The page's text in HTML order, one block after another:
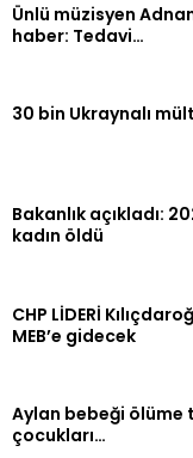
Ünlü müzisyen
haber: Tedavi…
30 bin Ukraynalı
Bakanlık açıkladı:
kadın öldü
CHP LİDERİ
MEB’e gidecek
Aylan bebeği ölüme
çocukları…